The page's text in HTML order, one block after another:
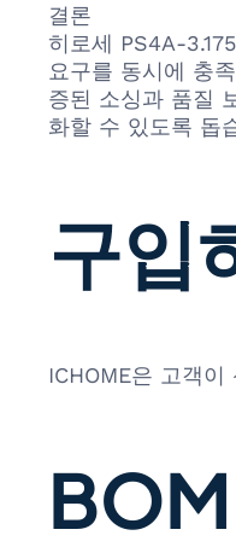
결론
히로세 PS4A-
요구를 동시에 충
증된 소싱과 품질
화할 수 있도록 돕
구입
ICHOME은 고객